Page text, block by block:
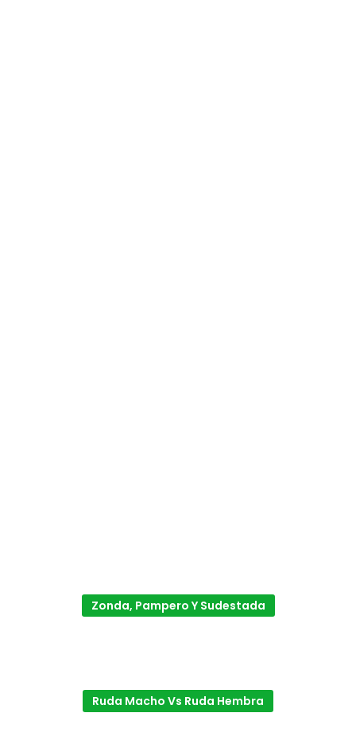
Zonda, Pampero Y Sudestada
Ruda Macho Vs Ruda Hembra